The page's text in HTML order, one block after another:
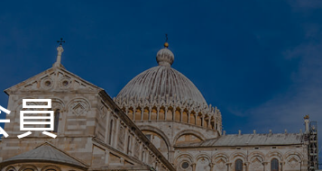
員